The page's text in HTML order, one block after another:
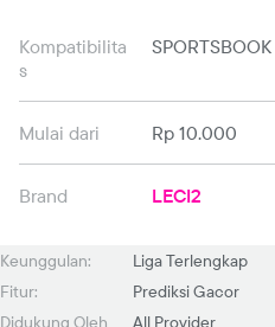
Kompatibilita
s
SPORTSBOOK
Mulai dari Rp 10.000
Brand LECI2
Keunggulan:
Liga Terlengkap
Fitur:
Prediksi Gacor
Didukung Oleh
All Provider